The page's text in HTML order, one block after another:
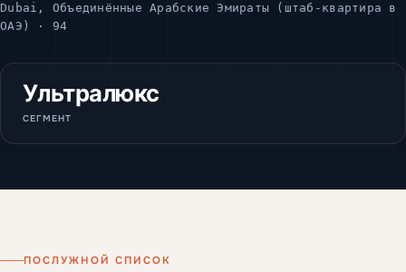
Dubai, Объединённые Арабские Эмираты (штаб-квартира в
ОАЭ) · 94
Ультралюкс
СЕГМЕНТ
ПОСЛУЖНОЙ СПИСОК